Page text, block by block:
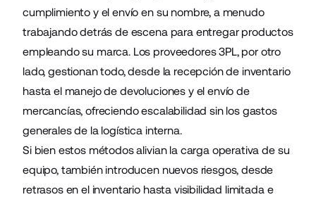
cumplimiento y el envío en su nombre, a menudo
trabajando detrás de escena para entregar productos
empleando su marca. Los proveedores 3PL, por otro
lado, gestionan todo, desde la recepción de inventario
hasta el manejo de devoluciones y el envío de
mercancías, ofreciendo escalabilidad sin los gastos
generales de la logística interna.
Si bien estos métodos alivian la carga operativa de su
equipo, también introducen nuevos riesgos, desde
retrasos en el inventario hasta visibilidad limitada e